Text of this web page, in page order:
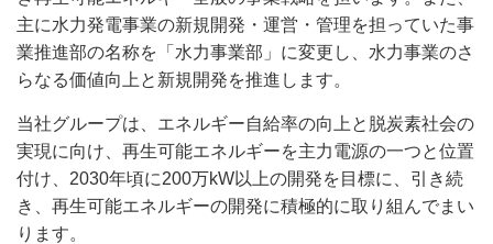
主に水力発電事業の新規開発・運営・管理を担っていた事
業推進部の名称を「水力事業部」に変更し、水力事業のさ
らなる価値向上と新規開発を推進します。
当社グループは、エネルギー自給率の向上と脱炭素社会の
実現に向け、再生可能エネルギーを主力電源の一つと位置
付け、2030年頃に200万kW以上の開発を目標に、引き続
き、再生可能エネルギーの開発に積極的に取り組んでまい
ります。